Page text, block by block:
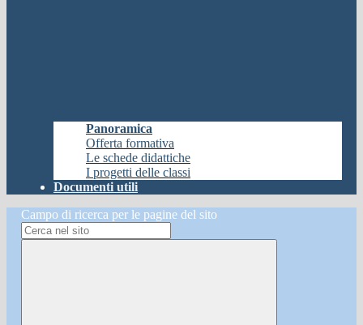
Panoramica
Offerta formativa
Le schede didattiche
I progetti delle classi
Documenti utili
Campo di ricerca per le pagine del sito